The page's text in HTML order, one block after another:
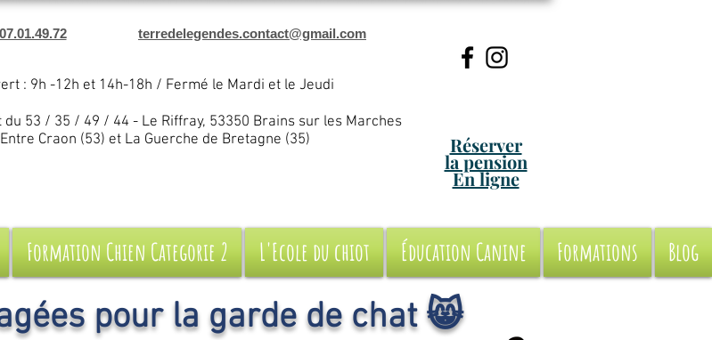
terredelegendes.contact@gmail.com
: 9h -12h et 14h-18h / Fermé le Mardi et le Jeudi
du 53 / 35 / 49 / 44 - Le Riffray, 53350 Brains sur les Marches
Entre Craon (53) et La Guerche de Bretagne (35)
Réserver
la pension
En ligne
pour la garde de chat 😸
Formation Chien Categorie 2 L'Ecole du chiot Éducation Canine Formations Blog